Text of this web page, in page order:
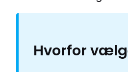
Hvorfor